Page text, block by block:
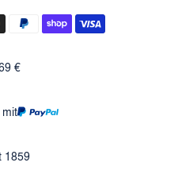
€
1859